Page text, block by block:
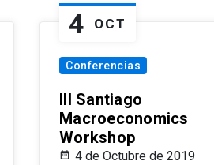
4 OCT
Conferencias
III Santiago
Macroeconomics
Workshop
4 de Octubre de 2019